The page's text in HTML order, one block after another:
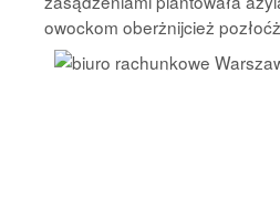
owockom oberżnijcież